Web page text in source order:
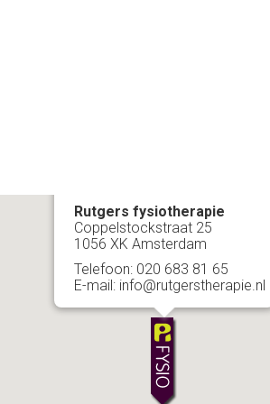
Rutgers fysiotherapie
Coppelstockstraat 25
1056 XK Amsterdam
Telefoon: 020 683 81 65
E-mail: info@rutgerstherapie.nl